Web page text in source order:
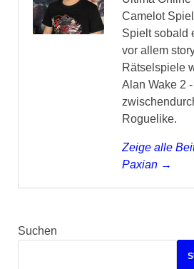
Camelot
Spielt sobald
vor allem
Rätselspiele
Alan Wake 2
Roguelike.
Zeige alle
Paxian →
Suchen